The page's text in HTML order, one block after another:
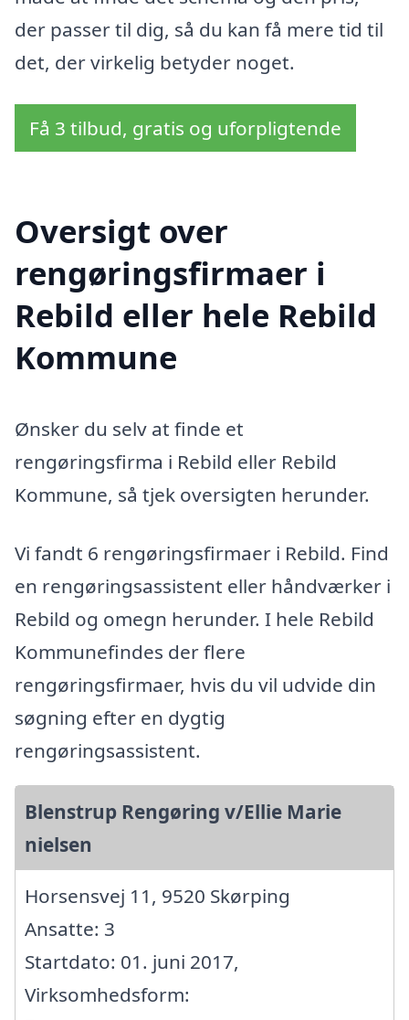
der passer til dig, så du kan få mere tid til
det, der virkelig betyder noget.
Få 3 tilbud, gratis og uforpligtende
Oversigt over
rengøringsfirmaer i
Rebild eller hele Rebild
Kommune
Ønsker du selv at finde et
rengøringsfirma i Rebild eller Rebild
Kommune, så tjek oversigten herunder.
Vi fandt 6 rengøringsfirmaer i Rebild. Find
en rengøringsassistent eller håndværker i
Rebild og omegn herunder. I hele Rebild
Kommunefindes der flere
rengøringsfirmaer, hvis du vil udvide din
søgning efter en dygtig
rengøringsassistent.
Blenstrup Rengøring v/Ellie Marie
nielsen
Horsensvej 11, 9520 Skørping
Ansatte: 3
Startdato: 01. juni 2017,
Virksomhedsform: